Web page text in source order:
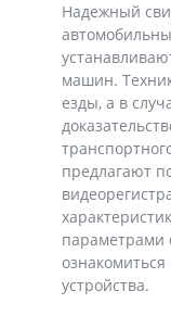
Надежный
машин.
езды, а в
предлагают
параметрами
устройства.